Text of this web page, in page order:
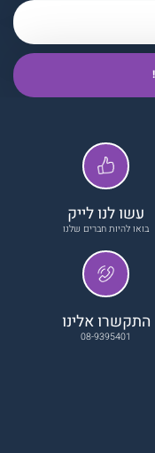
עשו לנו לייק
בואו להיות חברים שלנו
התקשרו אלינו
08-9395401